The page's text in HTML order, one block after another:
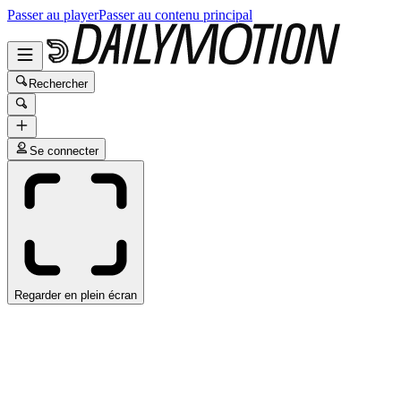
Passer au playerPasser au contenu principal
Rechercher
Se connecter
Regarder en plein écran